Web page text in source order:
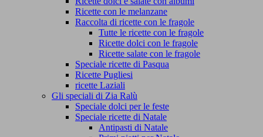
Ricette con le melanzane
Raccolta di ricette con le fragole
Tutte le ricette con le fragole
Ricette dolci con le fragole
Ricette salate con le fragole
Speciale ricette di Pasqua
Ricette Pugliesi
ricette Laziali
Gli speciali di Zia Ralù
Speciale dolci per le feste
Speciale ricette di Natale
Antipasti di Natale